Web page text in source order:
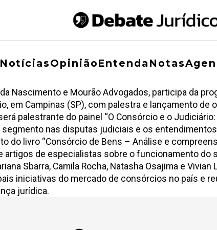
NotíciasOpiniãoEntenda Notas
Nascimento e Mourão Advogados, participa da
em Campinas (SP), com palestra e lançamento
palestrante do painel “O Consórcio e o
nas disputas judiciais e os
do livro “Consórcio de Bens – Análise e
artigos de especialistas sobre o funcionamento
Sbarra, Camila Rocha, Natasha Osajima e
iniciativas do mercado de consórcios no país
jurídica.